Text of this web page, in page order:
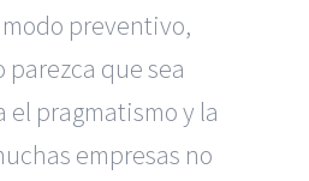
preventivo,
que sea
el pragmatismo y la
empresas no